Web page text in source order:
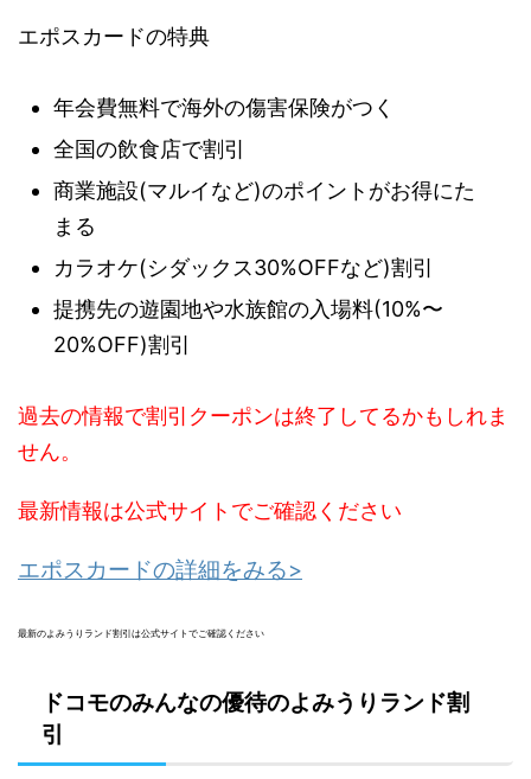
エポスカードの特典
年会費無料で海外の傷害保険がつく
全国の飲食店で割引
商業施設(マルイなど)のポイントがお得にた
まる
カラオケ(シダックス30%OFFなど)割引
提携先の遊園地や水族館の入場料(10%〜
20%OFF)割引
過去の情報で割引クーポンは終了してるかもしれま
せん。
最新情報は公式サイトでご確認ください
エポスカードの詳細をみる>
最新のよみうりランド割引は公式サイトでご確認ください
ドコモのみんなの優待のよみうりランド割
引